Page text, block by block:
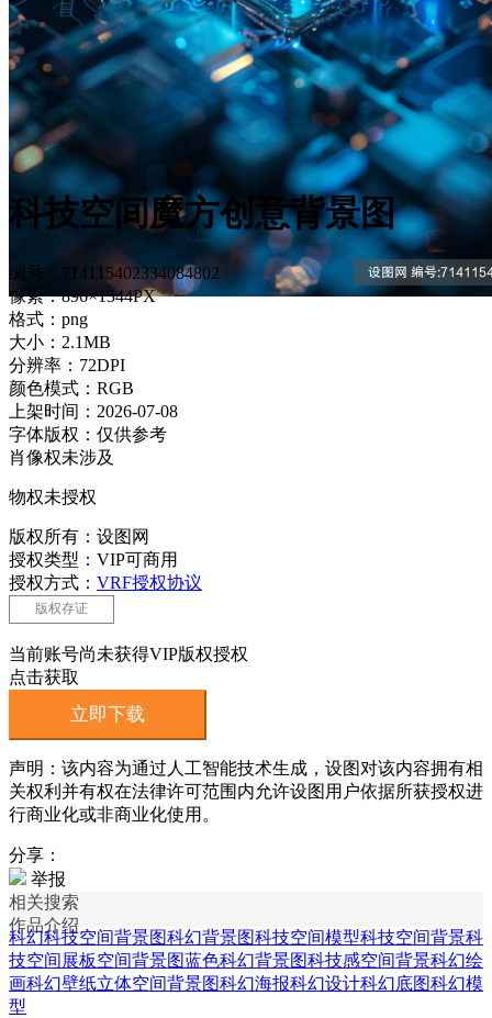
科技空间魔方创意背景图
编号：714115402334084802
像素：896×1344PX
格式：png
大小：2.1MB
分辨率：72DPI
颜色模式：RGB
上架时间：2026-07-08
字体版权：仅供参考
肖像权未涉及
物权未授权
版权所有：设图网
授权类型：VIP可商用
授权方式： VRF授权协议
版权存证
当前账号尚未获得VIP版权授权
点击获取
立即下载
声明：该内容为通过人工智能技术生成，设图对该内容拥有相
关权利并有权在法律许可范围内允许设图用户依据所获授权进
行商业化或非商业化使用。
分享：
举报
相关搜索
作品介绍
科幻科技空间背景图科幻背景图科技空间模型科技空间背景科
技空间展板空间背景图蓝色科幻背景图科技感空间背景科幻绘
画科幻壁纸立体空间背景图科幻海报科幻设计科幻底图科幻模
型